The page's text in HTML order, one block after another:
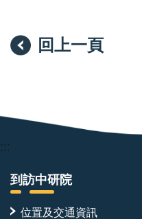
回上一頁
:::
到訪中研院
位置及交通資訊